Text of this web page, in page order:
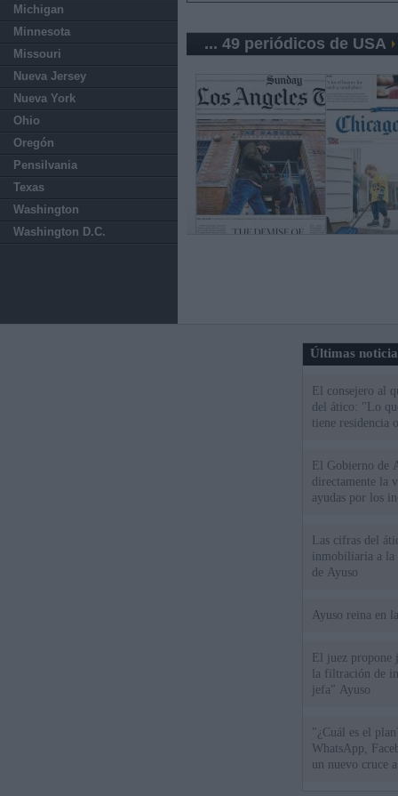
Michigan
Minnesota
Missouri
Nueva Jersey
Nueva York
Ohio
Oregón
Pensilvania
Texas
Washington
Washington D.C.
... 49 periódicos de USA
Últimas
El consejero al
del ático: "Lo
tiene residencia
El Gobierno de
directamente la
ayudas por los
Las cifras del
inmobiliaria a la
de Ayuso
Ayuso reina en
El juez propone
la filtración de
jefa" Ayuso
"¿Cuál es el
WhatsApp,
un nuevo cruce